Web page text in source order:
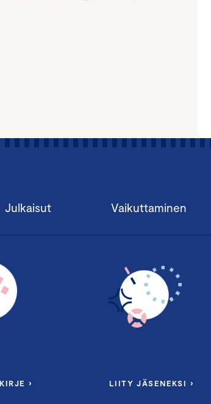
Julkaisut Vaikuttaminen
› LIITY JÄSENEKSI ›